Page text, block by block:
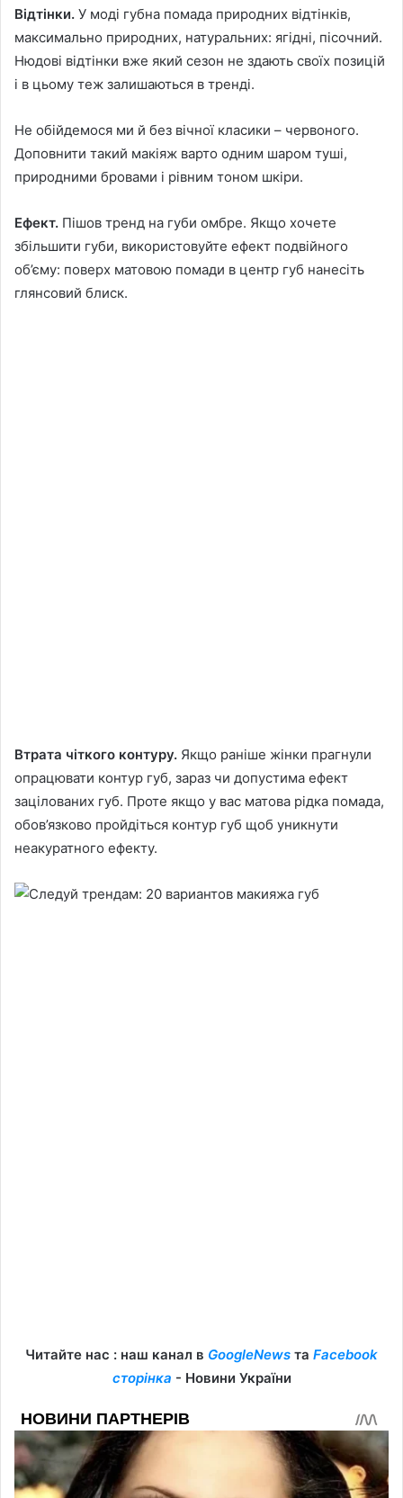
Відтінки. У моді губна помада природних відтінків,
максимально природних, натуральних: ягідні, пісочний.
Нюдові відтінки вже який сезон не здають своїх позицій
і в цьому теж залишаються в тренді.
Не обійдемося ми й без вічної класики – червоного.
Доповнити такий макіяж варто одним шаром туші,
природними бровами і рівним тоном шкіри.
Ефект. Пішов тренд на губи омбре. Якщо хочете
збільшити губи, використовуйте ефект подвійного
об’єму: поверх матовою помади в центр губ нанесіть
глянсовий блиск.
Втрата чіткого контуру. Якщо раніше жінки прагнули
опрацювати контур губ, зараз чи допустима ефект
зацілованих губ. Проте якщо у вас матова рідка помада,
обов’язково пройдіться контур губ щоб уникнути
неакуратного ефекту.
Читайте нас : наш канал в GoogleNews та Facebook
сторінка - Новини України